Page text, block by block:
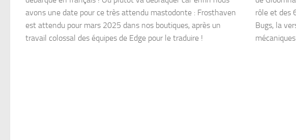
avons une date pour ce très attendu mastodonte : Frosthaven
est attendu pour mars 2025 dans nos boutiques, après un
travail colossal des équipes de Edge pour le traduire !
rôle et des
Bugs, la